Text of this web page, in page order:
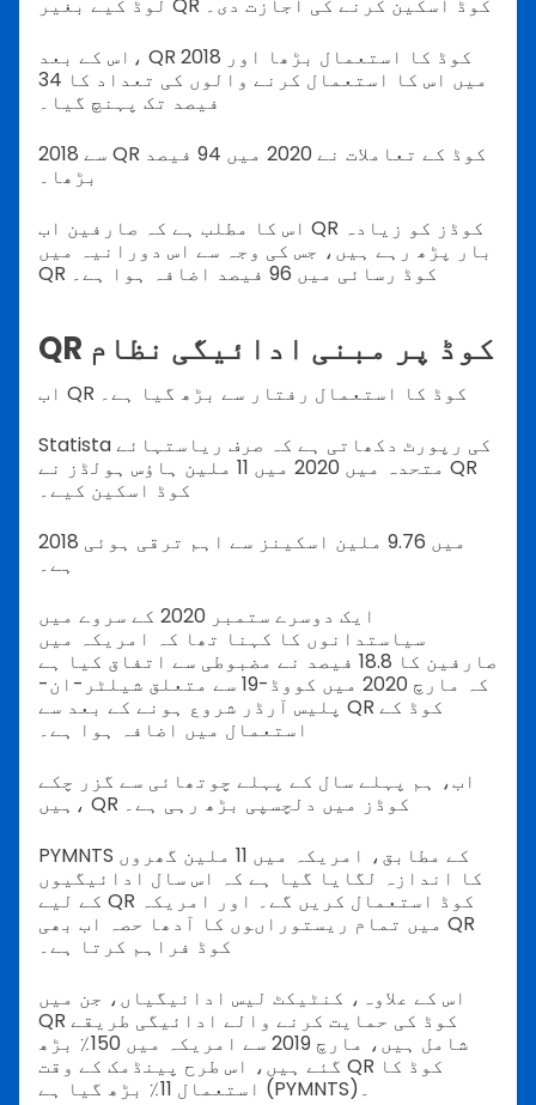
اس کے بعد، QR کوڈ کا استعمال بڑھا اور 2018
میں اس کا استعمال کرنے والوں کی تعداد کا 34
فیصد تک پہنچ گیا۔
2018 سے QR کوڈ کے تعاملات نے 2020 میں 94 فیصد
بڑھا۔
اس کا مطلب ہے کہ صارفین اب QR کوڈز کو زیادہ
بار پڑھ رہے ہیں، جس کی وجہ سے اس دورانیہ میں
QR کوڈ رسائی میں 96 فیصد اضافہ ہوا ہے۔
QR کوڈ پر مبنی ادائیگی نظام
اب QR کوڈ کا استعمال رفتار سے بڑھ گیا ہے۔
Statista کی رپورٹ دکھاتی ہے کہ صرف ریاستہائے
متحدہ میں 2020 میں 11 ملین ہاؤس ہولڈز نے QR
کوڈ اسکین کیے۔
2018 میں 9.76 ملین اسکینز سے اہم ترقی ہوئی
ہے۔
ایک دوسرے ستمبر 2020 کے سروے میں
سیاستدانوں کا کہنا تھا کہ امریکہ میں
صارفین کا 18.8 فیصد نے مضبوطی سے اتفاق کیا ہے
کہ مارچ 2020 میں کووڈ-19 سے متعلق شیلٹر-ان-
پلیس آرڈر شروع ہونے کے بعد سے QR کوڈ کے
استعمال میں اضافہ ہوا ہے۔
اب، ہم پہلے سال کے پہلے چوتھائی سے گزر چکے
ہیں، QR کوڈز میں دلچسپی بڑھ رہی ہے۔
PYMNTS کے مطابق، امریکہ میں 11 ملین گھروں
کا اندازہ لگایا گیا ہے کہ اس سال ادائیگیوں
کے لیے QR کوڈ استعمال کریں گے۔ اور امریکہ
میں تمام ریستوراںوں کا آدھا حصہ اب بھی QR
کوڈ فراہم کرتا ہے۔
اس کے علاوہ، کنٹیکٹ لیس ادائیگیاں، جن میں
QR کوڈ کی حمایت کرنے والے ادائیگی طریقے
شامل ہیں، مارچ 2019 سے امریکہ میں 150٪ بڑھ
گئے ہیں، اس طرح پینڈمک کے وقت QR کوڈ کا
استعمال 11٪ بڑھ گیا ہے (PYMNTS)۔